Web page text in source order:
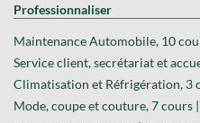
Professionnaliser
Maintenance Automobile, 10
Service client, secrétariat et
Climatisation et Réfrigération, 3
Mode, coupe et couture, 7 cours |